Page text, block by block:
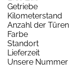
Getriebe
Kilometerstand
Anzahl der Türen
Farbe
Standort
Lieferzeit
Unsere Nummer